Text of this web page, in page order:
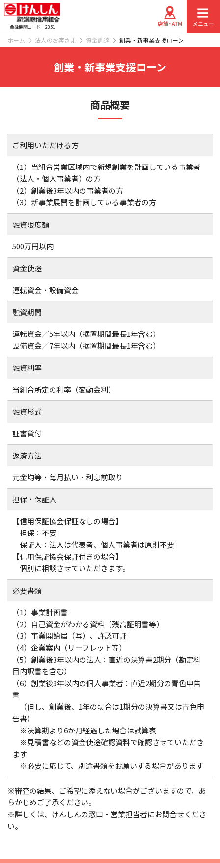
金融機関コード：2351
ホーム 法人のお客さま 資金調達 創業・新事業支援ローン
創業・新事業支援ローン
商品概要
ご利用いただける方
（1）当組合営業区域内で新規創業を計画している事業者
（法人・個人事業者）の方
（2）創業後3年以内の事業者の方
（3）新事業展開を計画している事業者の方
融資限度額
500万円以内
資金使途
運転資金・設備資金
融資期間
運転資金／5年以内（据置期間最長1年含む）
設備資金／7年以内（据置期間最長1年含む）
融資利率
当組合所定の利率（変動金利）
融資形式
証書貸付
返済方法
元金均等・毎月払い・利息前取り
担保・保証人
【信用保証協会保証なしの場合】
担保：不要
保証人：法人は代表者、個人事業者は原則不要
【信用保証協会保証付きの場合】
個別に相談させていただきます。
必要書類
（1）事業計画書
（2）自己資金がわかる資料（残高証明書等）
（3）事業開始届（写）、許認可証
（4）企業案内（リーフレット等）
（5）創業後3年以内の法人：直近の決算書2期分（勘定科
目内訳書を含む）
（6）創業後3年以内の個人事業者：直近2期分の青色申告
書
（但し、創業後、1年の場合は1期分の決算書又は青色申
告書）
※決算期より6か月経過した場合は試算表
※見積書などの資金使途確認資料で確認させていただき
ます
※必要に応じて、別途書類をお願いする場合があります
※審査の結果、ご希望に添えない場合がございますので、あ
らかじめご了承ください。
※詳しくは、けんしんの窓口・営業担当者にお問合せくださ
い。